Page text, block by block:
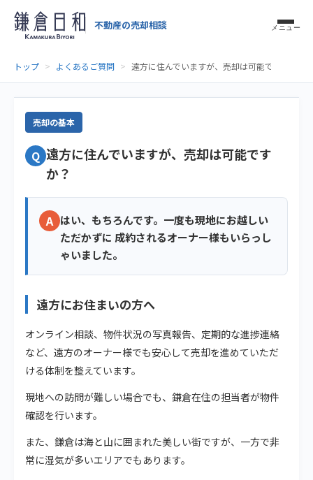
不動産の売却相談 メニュー
トップ よくあるご質問 遠方に住んでいますが、売却は可能ですか？
売却の基本
Q 遠方に住んでいますが、売却は可能です
か？
A はい、もちろんです。一度も現地にお越しい
ただかずに 成約されるオーナー様もいらっし
ゃいました。
遠方にお住まいの方へ
オンライン相談、物件状況の写真報告、定期的な進捗連絡
など、遠方のオーナー様でも安心して売却を進めていただ
ける体制を整えています。
現地への訪問が難しい場合でも、鎌倉在住の担当者が物件
確認を行います。
また、鎌倉は海と山に囲まれた美しい街ですが、一方で非
常に湿気が多いエリアでもあります。